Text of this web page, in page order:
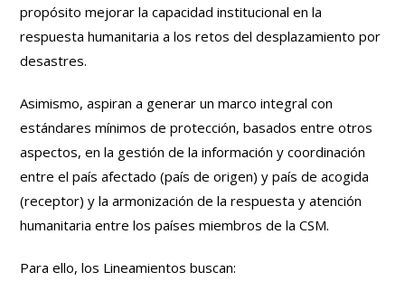
propósito mejorar la capacidad institucional en la
respuesta humanitaria a los retos del desplazamiento por
desastres.
Asimismo, aspiran a generar un marco integral con
estándares mínimos de protección, basados entre otros
aspectos, en la gestión de la información y coordinación
entre el país afectado (país de origen) y país de acogida
(receptor) y la armonización de la respuesta y atención
humanitaria entre los países miembros de la CSM.
Para ello, los Lineamientos buscan: